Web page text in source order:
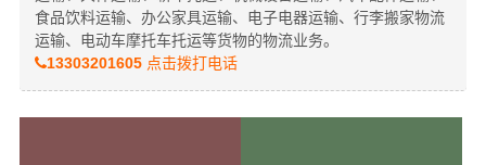
食品饮料运输、办公家具运输、电子电器运输、行李搬家物流
运输、电动车摩托车托运等货物的物流业务。
13303201605点击拨打电话